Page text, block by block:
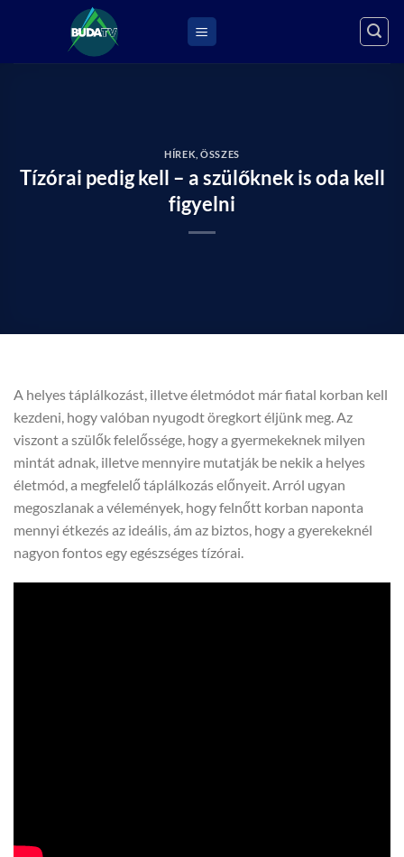
HÍREK ,ÖSSZES
Tízórai pedig kell – a szülőknek is oda kell
figyelni
A helyes táplálkozást, illetve életmódot már fiatal korban kell
kezdeni, hogy valóban nyugodt öregkort éljünk meg. Az
viszont a szülők felelőssége, hogy a gyermekeknek milyen
mintát adnak, illetve mennyire mutatják be nekik a helyes
életmód, a megfelelő táplálkozás előnyeit. Arról ugyan
megoszlanak a vélemények, hogy felnőtt korban naponta
mennyi étkezés az ideális, ám az biztos, hogy a gyerekeknél
nagyon fontos egy egészséges tízórai.